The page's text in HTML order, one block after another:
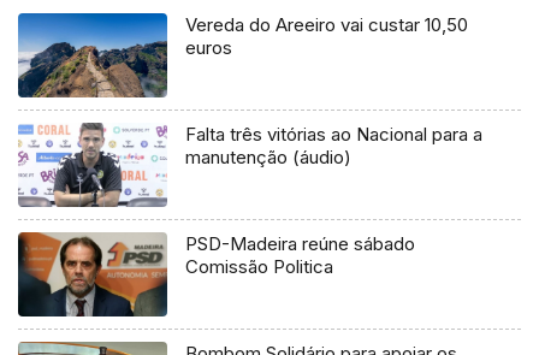
Vereda do Areeiro vai custar 10,50
euros
Falta três vitórias ao Nacional para a
manutenção (áudio)
PSD-Madeira reúne sábado
Comissão Politica